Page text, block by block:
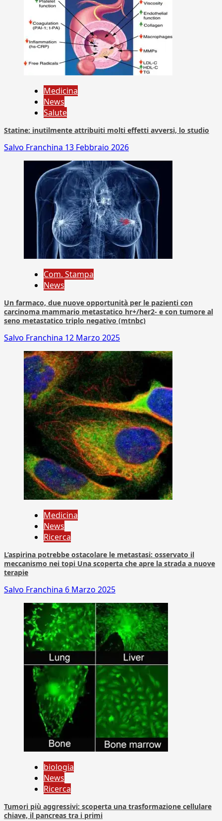
Medicina
News
Salute
Statine: inutilmente attribuiti molti effetti avversi, lo studio
Salvo Franchina 13 Febbraio 2026
Com. Stampa
News
Un farmaco, due nuove opportunità per le pazienti con
carcinoma mammario metastatico hr+/her2- e con tumore al
seno metastatico triplo negativo (mtnbc)
Salvo Franchina 12 Marzo 2025
Medicina
News
Ricerca
L’aspirina potrebbe ostacolare le metastasi: osservato il
meccanismo nei topi Una scoperta che apre la strada a nuove
terapie
Salvo Franchina 6 Marzo 2025
biologia
News
Ricerca
Tumori più aggressivi: scoperta una trasformazione cellulare
chiave, il pancreas tra i primi